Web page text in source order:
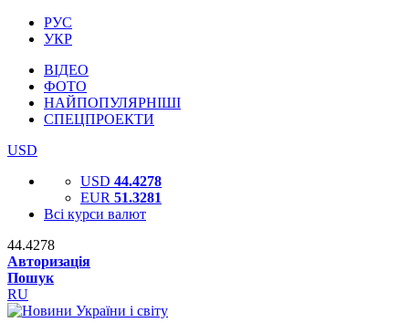
РУС
УКР
ВІДЕО
ФОТО
НАЙПОПУЛЯРНІШІ
СПЕЦПРОЕКТИ
USD
USD 44.4278
EUR 51.3281
Всі курси валют
44.4278
Авторизація
Пошук
RU